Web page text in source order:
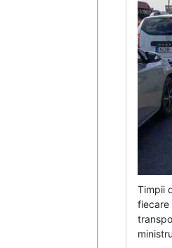
Timpii
fiecare